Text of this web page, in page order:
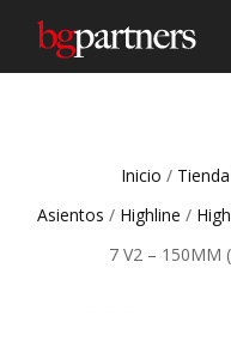
Inicio / Tienda
Asientos / Highline /
7 V2 – 150MM